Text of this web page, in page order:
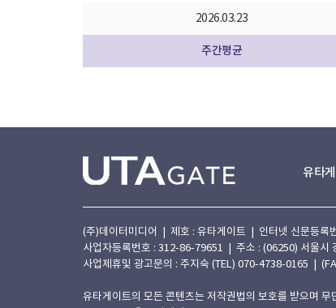
2026.03.23
주간평균
유타
(주)데이터미디어 | 제호 : 유타게이트 | 인터넷 신문등
사업자등록번호 : 312-86-79651 | 주소 : (06250) 서울시
사업제휴및 광고문의 : 주지숙 (TEL) 070-4738-0165 |
유타게이트의 모든 콘텐츠는 저작권법의 보호를 받으며 무